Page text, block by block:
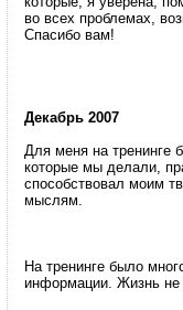
во всех проблемах,
Спасибо вам!
Декабрь 2007
Для меня на тренинге
которые мы делали,
способствовал моим
мыслям.
На тренинге было
информации. Жизнь не